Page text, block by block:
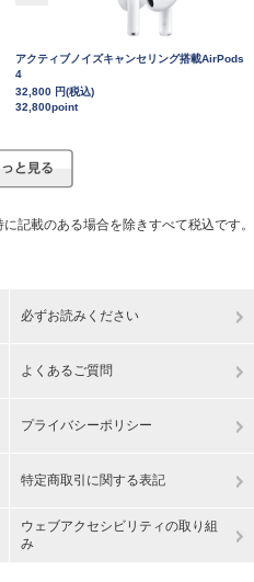
アクティブノイズキャンセリング搭載AirPods
4
32,800 円(税込)
32,800point
記載のある場合を除きすべて税込です。
必ずお読みください
よくあるご質問
プライバシーポリシー
特定商取引に関する表記
ウェブアクセシビリティの取り組
み